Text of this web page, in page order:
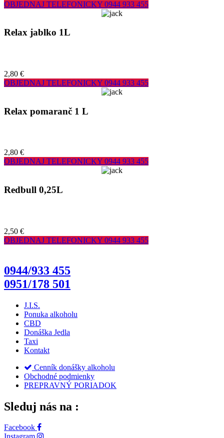
OBJEDNAJ TELEFONICKY 0944 933 455
Relax jablko 1L
2,80 €
OBJEDNAJ TELEFONICKY 0944 933 455
Relax pomaranč 1 L
2,80 €
OBJEDNAJ TELEFONICKY 0944 933 455
Redbull 0,25L
2,50 €
OBJEDNAJ TELEFONICKY 0944 933 455
0944/933 455
0951/178 501
J.I.S.
Ponuka alkoholu
CBD
Donáška Jedla
Taxi
Kontakt
Cenník donášky alkoholu
Obchodné podmienky
PREPRAVNÝ PORIADOK
Sleduj nás na :
Facebook